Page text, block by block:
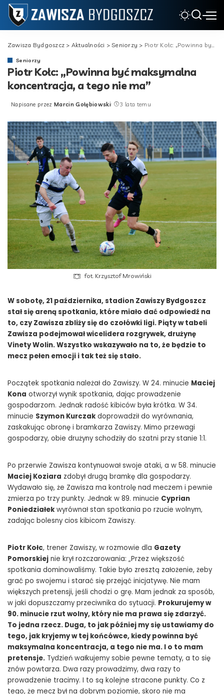
Zawisza Bydgoszcz > Aktualności >Seniorzy > Piotr Kołc: „Powinna być maksymalna koncentracja, a tego nie ma”
Seniorzy
Piotr Kołc: „Powinna być maksymalna
koncentracja, a tego nie ma”
Posted
Napisane przez Marcin Gołębiowski 3 lata temu
fot. Krzysztof Mrowiński
W sobotę, 21 października, stadion Zawiszy Bydgoszcz
stał się areną spotkania, które miało dać odpowiedź na
to, czy Zawisza zbliży się do czołówki ligi. Piąty w tabeli
Zawisza podejmował wicelidera rozgrywek, drużynę
Vinety Wolin. Wszystko wskazywało na to, że będzie to
mecz pełen emocji i tak też się stało.
Początek spotkania należał do Zawiszy. W 24. minucie Maciej
Kona otworzył wynik spotkania, dając prowadzenie
gospodarzom. Jednak radość kibiców była krótka. W 34.
minucie Szymon Kurczak doprowadził do wyrównania,
zaskakując obronę i bramkarza Zawiszy. Mimo przewagi
gospodarzy, obie drużyny schodziły do szatni przy stanie 1:1.
Po przerwie Zawisza kontynuował swoje ataki, a w 58. minucie
Maciej Koziara zdobył drugą bramkę dla gospodarzy.
Wydawało się, że Zawisza ma kontrolę nad meczem i pewnie
zmierza po trzy punkty. Jednak w 89. minucie Cyprian
Poniedziałek wyrównał stan spotkania po rzucie wolnym,
zadając bolesny cios kibicom Zawiszy.
Piotr Kołc, trener Zawiszy, w rozmowie dla Gazety
Pomorskiej nie krył rozczarowania: „Przez większość
spotkania dominowaliśmy. Takie było zresztą założenie, żeby
grać po swojemu i starać się przejąć inicjatywę. Nie mam
większych pretensji, jeśli chodzi o grę. Mam jednak za sposób,
w jaki dopuszczamy przeciwnika do sytuacji. Prokurujemy w
90. minucie rzut wolny, który nie ma prawa się zdarzyć.
To jedna rzecz. Duga, to jak później my się ustawiamy do
tego, jak kryjemy w tej końcówce, kiedy powinna być
maksymalna koncentracja, a tego nie ma. I o to mam
pretensje. Tydzień wałkujemy sobie pewne tematy, a to się
znów powtarza. Dwa razy prowadzimy, dwa razy to
prowadzenie tracimy. I to są kolejne stracone punkty. Co z
tego, że mecz był na dobrym poziomie, skoro nie ma